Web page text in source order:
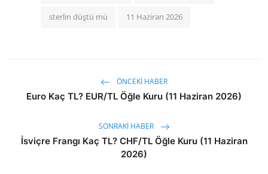
sterlin düştü mü 11 Haziran 2026
ÖNCEKI HABER
Euro Kaç TL? EUR/TL Öğle Kuru (11 Haziran 2026)
SONRAKI HABER
İsviçre Frangı Kaç TL? CHF/TL Öğle Kuru (11 Haziran
2026)